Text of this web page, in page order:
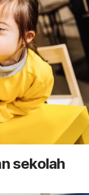
sekolah